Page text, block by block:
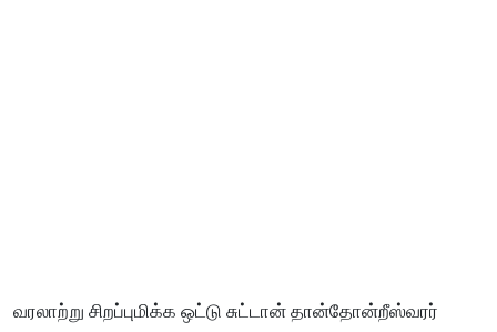
வரலாற்று சிறப்புமிக்க ஒட்டு சுட்டான் தான்தோன்றீஸ்வரர்